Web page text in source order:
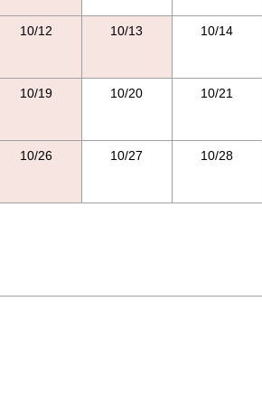
10/12 10/13 10/14
10/19 10/20 10/21
10/26 10/27 10/28